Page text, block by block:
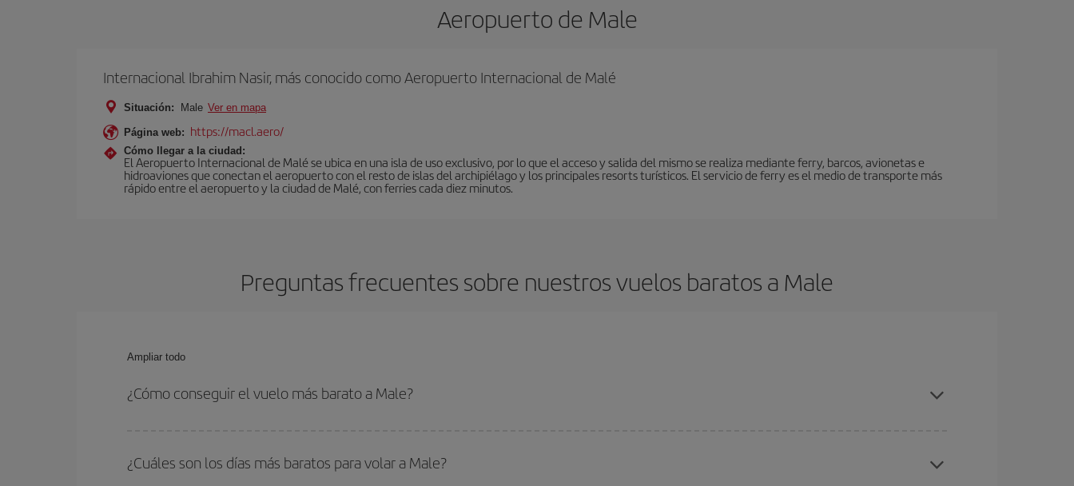
Aeropuerto de Male
Internacional Ibrahim Nasir, más conocido como Aeropuerto Internacional de Malé
Situación: Male Ver en mapa
Página web: https://macl.aero/
Cómo llegar a la ciudad:
El Aeropuerto Internacional de Malé se ubica en una isla de uso exclusivo, por lo que el acceso y salida del mismo se realiza mediante ferry, barcos, avionetas e
hidroaviones que conectan el aeropuerto con el resto de islas del archipiélago y los principales resorts turísticos. El servicio de ferry es el medio de transporte más
rápido entre el aeropuerto y la ciudad de Malé, con ferries cada diez minutos.
Preguntas frecuentes sobre nuestros vuelos baratos a Male
Ampliar todo
¿Cómo conseguir el vuelo más barato a Male?
vuelta. Además, si no tienes decidido un destino concreto para tu viaje, mira nuestras ofertas y déjate inspirar: seguro que encuentras el vuelo más barato.
¿Cuáles son los días más baratos para volar a Male?